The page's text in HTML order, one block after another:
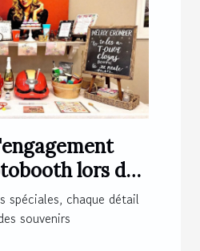
lors de
spéciales, chaque détail
souvenirs